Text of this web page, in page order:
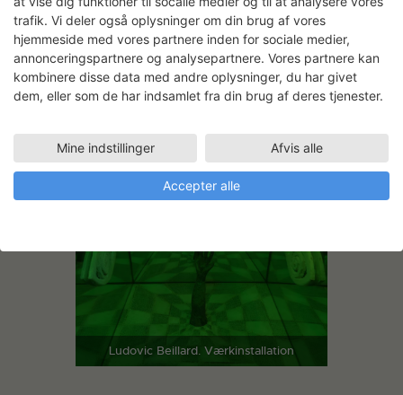
malerier og installationer. Med inspiration
fra religiøse skulpturer, commedia
dell’arte og det groteskes æstetik
inkorporerer han referencer og anekdoter
relateret til middelalderen og gotikken i
anvendt motiv får man i Beillards værker
fornemmelsen af at kigge ind i et andet
univers, omgærdet af mystik og alkymi.
Ludovic Beillard. Værkinstallation
trafik. Vi deler også oplysninger om din brug af vores
hjemmeside med vores partnere inden for sociale medier,
annonceringspartnere og analysepartnere. Vores partnere kan
kombinere disse data med andre oplysninger, du har givet
dem, eller som de har indsamlet fra din brug af deres tjenester.
Mine indstillinger Afvis alle
Accepter alle